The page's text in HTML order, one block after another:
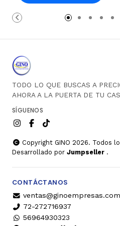
Carro
TODO LO QUE BUSCAS A
AHORA A LA PUERTA DE TU
SÍGUENOS
Copyright GINO 2026. Todos
Desarrollado por Jumpseller .
CONTÁCTANOS
ventas@ginoempresas.com
72-272716937
56964930323